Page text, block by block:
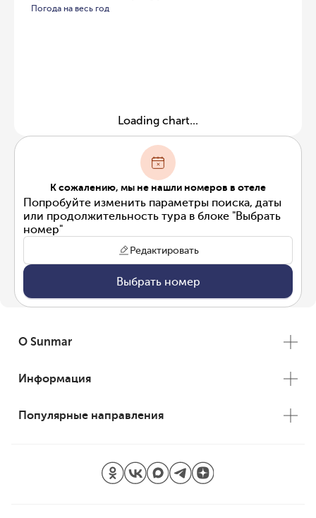
Погода на весь год
Loading chart...
К сожалению, мы не нашли номеров в отеле
Попробуйте изменить параметры поиска, даты
или продолжительность тура в блоке "Выбрать
номер"
Редактировать
Выбрать номер
О Sunmar
Информация
Популярные направления